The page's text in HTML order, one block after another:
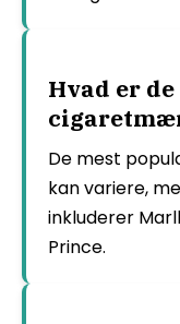
Hvad er
De mest
kan variere,
inkluderer
Prince.